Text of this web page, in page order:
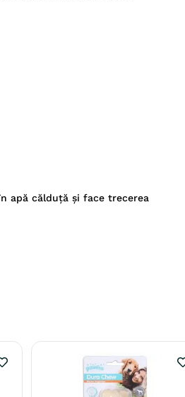
apă călduţă şi face trecerea